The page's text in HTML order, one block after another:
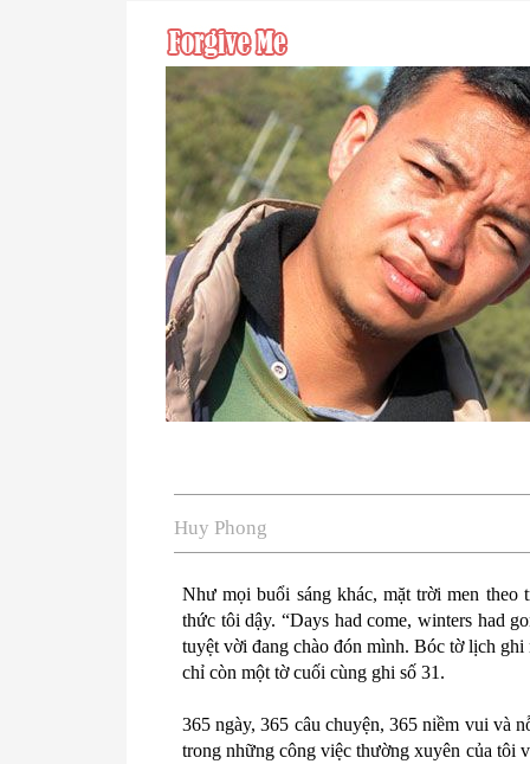
Huy Phong
Như mọi buổi sáng khác, mặt trời men theo
thức tôi dậy. “Days had come, winters had
tuyệt vời đang chào đón mình. Bóc tờ lịch
chỉ còn một tờ cuối cùng ghi số 31.
365 ngày, 365 câu chuyện, 365 niềm vui và
trong những công việc thường xuyên của tôi